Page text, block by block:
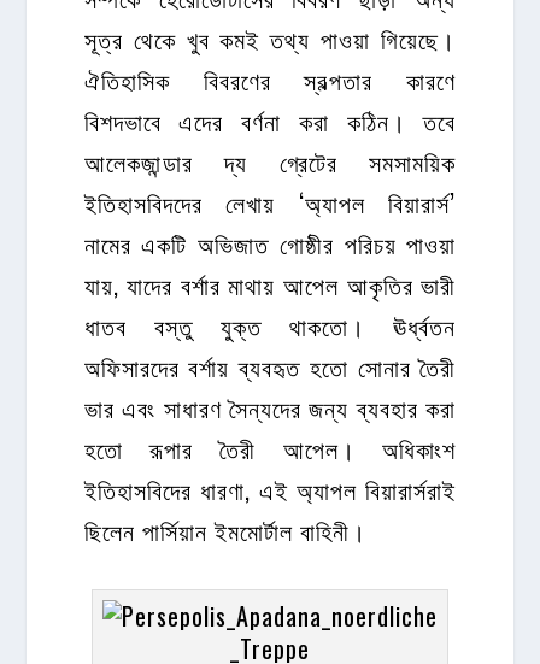
সূত্র থেকে খুব কমই তথ্য পাওয়া গিয়েছে।
ঐতিহাসিক বিবরণের স্বল্পতার কারণে
বিশদভাবে এদের বর্ণনা করা কঠিন। তবে
আলেকজান্ডার দ্য গ্রেটের সমসাময়িক
ইতিহাসবিদদের লেখায় ‘অ্যাপল বিয়ারার্স’
নামের একটি অভিজাত গোষ্ঠীর পরিচয় পাওয়া
যায়, যাদের বর্শার মাথায় আপেল আকৃতির ভারী
ধাতব বস্তু যুক্ত থাকতো। ঊর্ধ্বতন
অফিসারদের বর্শায় ব্যবহৃত হতো সোনার তৈরী
ভার এবং সাধারণ সৈন্যদের জন্য ব্যবহার করা
হতো রূপার তৈরী আপেল। অধিকাংশ
ইতিহাসবিদের ধারণা, এই অ্যাপল বিয়ারার্সরাই
ছিলেন পার্সিয়ান ইমমোর্টাল বাহিনী।